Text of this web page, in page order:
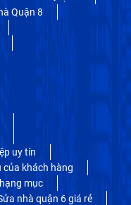
Quận 8
uy tín
của khách hàng
mục
nhà quận 6 giá rẻ